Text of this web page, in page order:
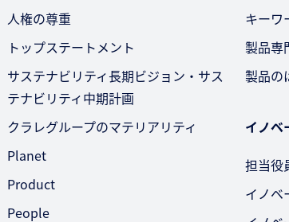
人権の尊重
トップステートメント
サステナビリティ長期ビジョン・サス
テナビリティ中期計画
クラレグループのマテリアリティ
Planet
Product
People
キーワ
製品専
製品の
イノベ
担当役
イノベ